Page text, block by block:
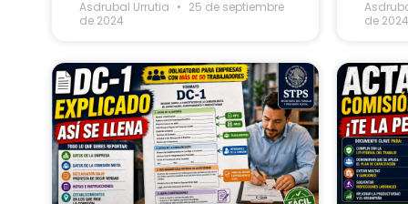
Asdrubal Urrutia
25 de septiembre
de 2024
de 2024